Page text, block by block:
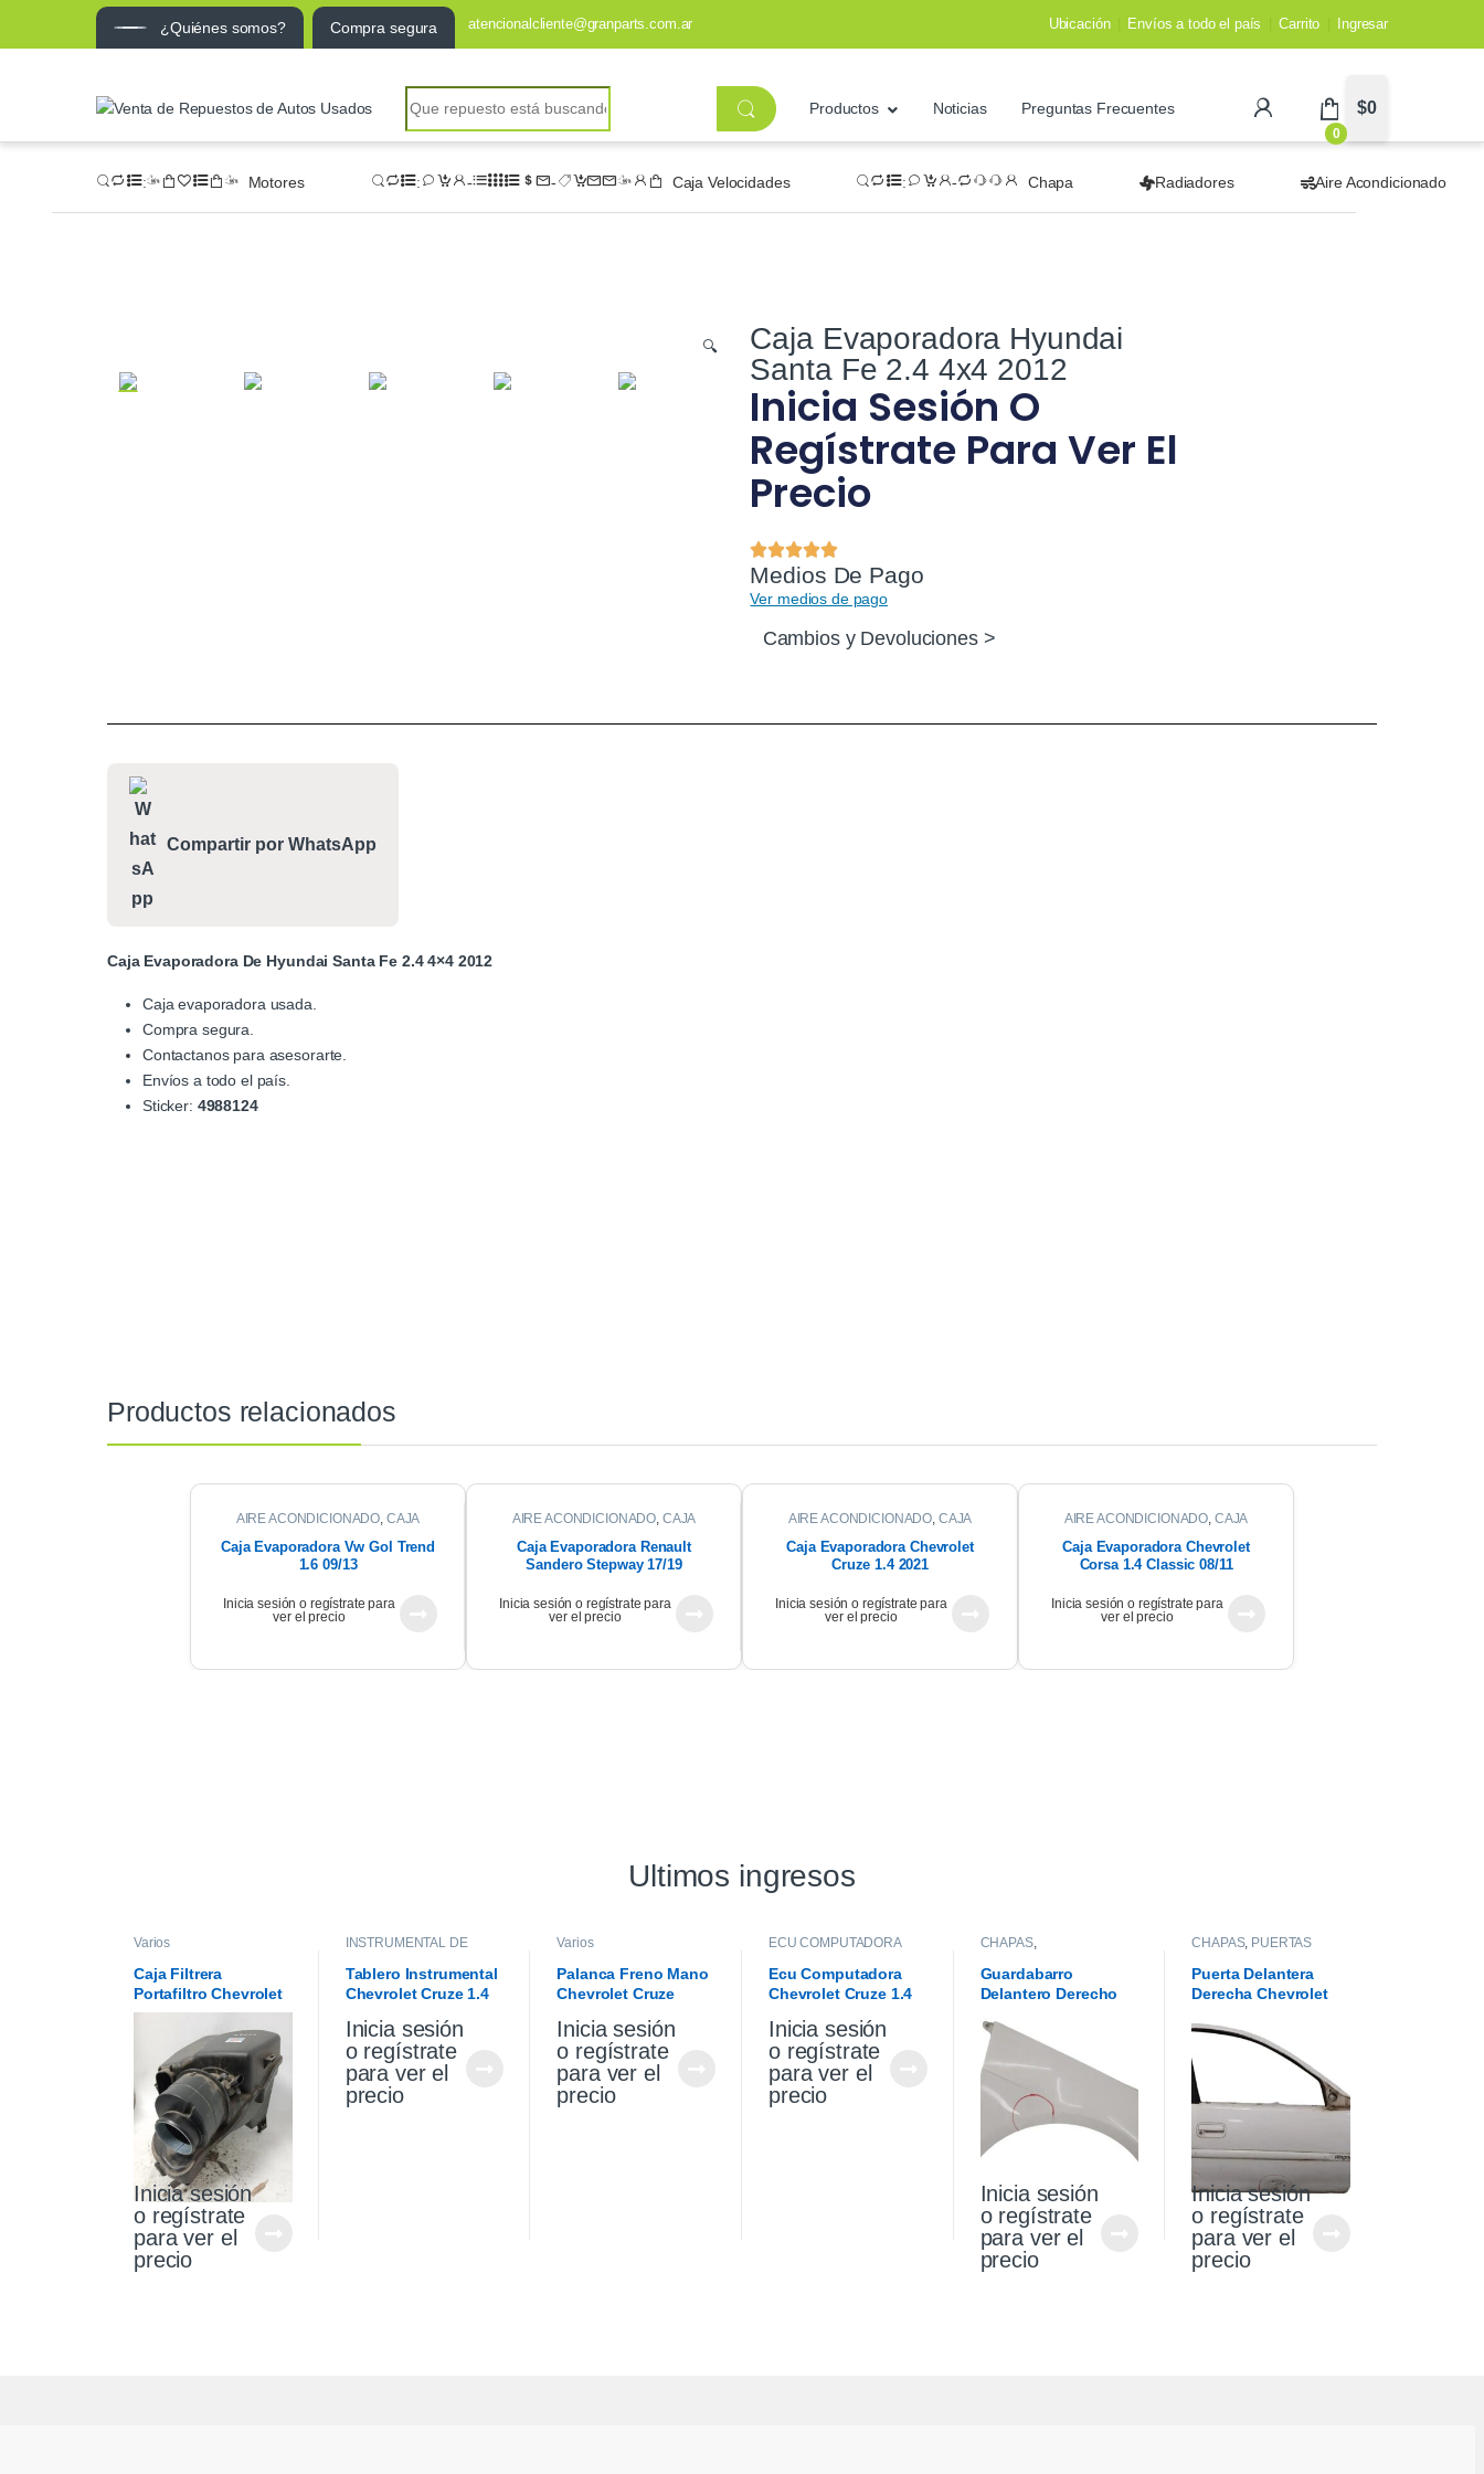
¿Quiénes somos? Compra segura atencionalcliente@granparts.com.ar Ubicación Envíos a todo el país Carrito Ingresar
Productos Noticias Preguntas Frecuentes
0
$0
Motores Caja Velocidades Chapa Radiadores Aire Acondicionado
🔍
Caja Evaporadora Hyundai
Santa Fe 2.4 4x4 2012
Inicia Sesión O
Regístrate Para Ver El
Precio
Medios De Pago
Ver medios de pago
Cambios y Devoluciones >
Compartir por WhatsApp
Caja Evaporadora De Hyundai Santa Fe 2.4 4×4 2012
Caja evaporadora usada.
Compra segura.
Contactanos para asesorarte.
Envíos a todo el país.
Sticker: 4988124
Productos relacionados
AIRE ACONDICIONADO CAJA
Caja Evaporadora Vw Gol Trend
1.6 09/13
Inicia sesión o regístrate para
ver el precio
AIRE ACONDICIONADO CAJA
Caja Evaporadora Renault
Sandero Stepway 17/19
Inicia sesión o regístrate para
ver el precio
AIRE ACONDICIONADO CAJA
Caja Evaporadora Chevrolet
Cruze 1.4 2021
Inicia sesión o regístrate para
ver el precio
AIRE ACONDICIONADO CAJA
Caja Evaporadora Chevrolet
Corsa 1.4 Classic 08/11
Inicia sesión o regístrate para
ver el precio
Ultimos ingresos
Varios
Caja Filtrera
Portafiltro Chevrolet
Cruze 1.4 Premier
Inicia sesión
o regístrate
para ver el
precio
INSTRUMENTAL DE
Tablero Instrumental
Chevrolet Cruze 1.4
Inicia sesión
o regístrate
para ver el
precio
Varios
Palanca Freno Mano
Chevrolet Cruze
Inicia sesión
o regístrate
para ver el
precio
ECU COMPUTADORA
Ecu Computadora
Chevrolet Cruze 1.4
2021
Inicia sesión
o regístrate
para ver el
precio
CHAPAS,
Guardabarro
Delantero Derecho
Inicia sesión
o regístrate
para ver el
precio
CHAPAS, PUERTAS
Puerta Delantera
Derecha Chevrolet
Inicia sesión
o regístrate
para ver el
precio